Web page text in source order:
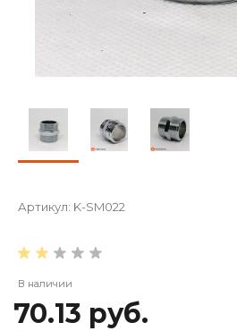
Артикул: K-SM022
В наличии
70.13 руб.